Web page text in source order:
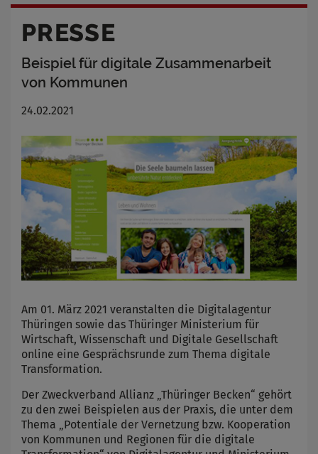
PRESSE
Beispiel für digitale Zusammenarbeit
von Kommunen
24.02.2021
Am 01. März 2021 veranstalten die Digitalagentur
Thüringen sowie das Thüringer Ministerium für
Wirtschaft, Wissenschaft und Digitale Gesellschaft
online eine Gesprächsrunde zum Thema digitale
Transformation.
Der Zweckverband Allianz „Thüringer Becken“ gehört
zu den zwei Beispielen aus der Praxis, die unter dem
Thema „Potentiale der Vernetzung bzw. Kooperation
von Kommunen und Regionen für die digitale